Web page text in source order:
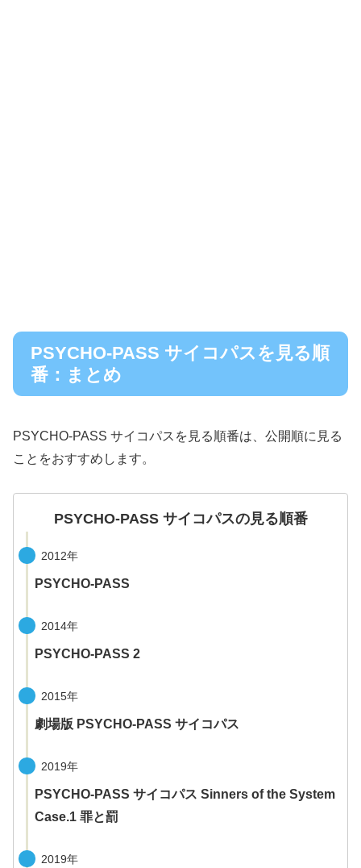
PSYCHO-PASS サイコパスを見る順
番：まとめ
PSYCHO-PASS サイコパスを見る順番は、公開順に見る
ことをおすすめします。
PSYCHO-PASS サイコパスの見る順番
2012年
PSYCHO-PASS
2014年
PSYCHO-PASS 2
2015年
劇場版 PSYCHO-PASS サイコパス
2019年
PSYCHO-PASS サイコパス Sinners of the System
Case.1 罪と罰
2019年